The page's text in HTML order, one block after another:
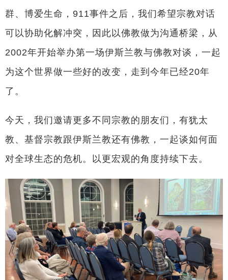
群、博爱生命，911事件之后，我们希望宗教对话
可以协助化解冲突，因此以佛教做为沟通桥梁，从
2002年开始举办第一场伊斯兰教与佛教对谈，一起
为这个世界做一些好的改变，走到今年已经20年
了。
今天，我们邀请更多不同宗教的朋友们，有犹太
教、基督宗教跟伊斯兰教还有佛教，一起谈如何面
对全球生态的危机。以更宏观的角度持续下去。